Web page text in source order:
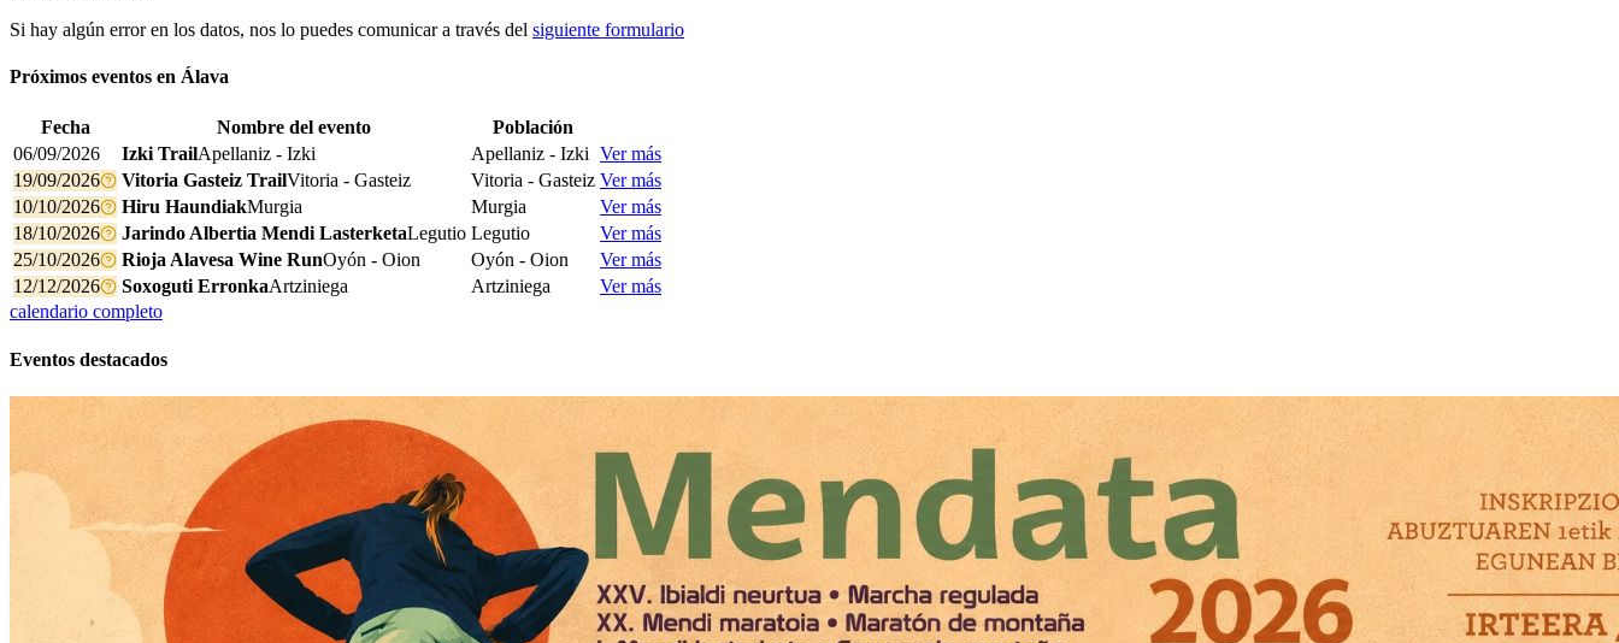
Si hay algún error en los datos, nos lo puedes comunicar a través del siguiente formulario
Próximos eventos en Álava
Fecha Nombre del evento
Población
06/09/2026
Izki TrailApellaniz - Izki Apellaniz - Izki Ver más
19/09/2026
Vitoria Gasteiz TrailVitoria - Gasteiz Vitoria - Gasteiz Ver más
10/10/2026
Hiru HaundiakMurgia Murgia
Ver más
18/10/2026
Jarindo Albertia Mendi LasterketaLegutio Legutio
Ver más
25/10/2026
Rioja Alavesa Wine RunOyón - Oion Oyón - Oion
Ver más
12/12/2026
Soxoguti ErronkaArtziniega Artziniega
Ver más
calendario completo
Eventos destacados